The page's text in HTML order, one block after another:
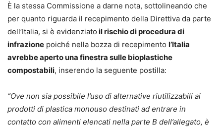
È la stessa Commissione a darne nota, sottolineando che
per quanto riguarda il recepimento della Direttiva da parte
dell’Italia, si è evidenziato il rischio di procedura di
infrazione poiché nella bozza di recepimento l’Italia
avrebbe aperto una finestra sulle bioplastiche
compostabili, inserendo la seguente postilla:
“Ove non sia possibile l’uso di alternative riutilizzabili ai
prodotti di plastica monouso destinati ad entrare in
contatto con alimenti elencati nella parte B dell’allegato, è